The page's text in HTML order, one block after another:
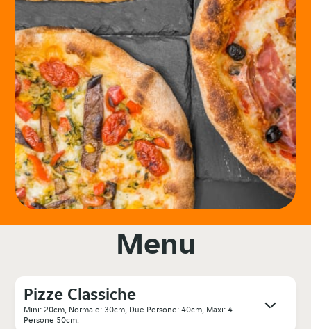
Menu
Pizze Classiche
Mini: 20cm, Normale: 30cm, Due Persone: 40cm, Maxi: 4
Persone 50cm.